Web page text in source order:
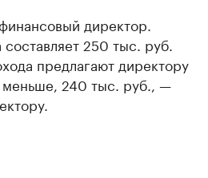
директор.
250 тыс. руб.
предлагают директору
меньше, 240 тыс. руб., —